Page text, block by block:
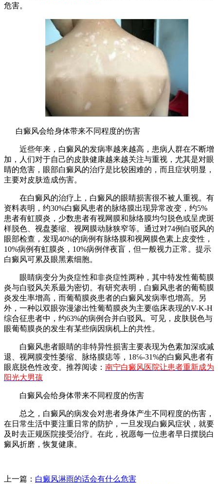
危害。
白癜风会给身体带来不同程度的伤害
近些年来，白癜风的发病率越来越高，患病人群在不断增
加，人们对于自己的皮肤健康越来越关注与重视，尤其是对眼
睛的危害，眼部白癜风的治疗是比较困难的，而且症状明显，
主要对皮肤造成伤害。
在白癜风的治疗上，白癜风的眼睛损害很不被人重视。有
资料表明，约30%白癜风患者的脉络膜出现异常改变，约5%
患者有虹膜炎，少数患者有视网膜和脉络膜均匀脱色或呈虎斑
样脱色、视盘萎缩、视网膜动脉狭窄等。通过对74例白驳风的
眼部检查，发现40%的病例有脉络膜和视网膜色素上皮变性，
10%病例有虹膜炎，10%病例伴夜盲，但一般视力正常。提示
白癜风可累及眼黑素细胞。
眼睛病变分为炎症性和非炎症性两种，其中特发性葡萄膜
炎与白驳风关系最为密切。有研究表明，白癜风患者的葡萄膜
炎发生率增高，而葡萄膜炎患者的白癜风发病率也增高。另
外，一种以双眼弥漫渗出性葡萄膜炎为主要临床表现的V-K-H
综合征患者中，约63%的病例合并白驳风。可见，皮肤脱色与
眼葡萄膜炎的发生有某些病因病机上的共性。
白癜风患者眼睛的非特异性损害主要表现为色素加深或减
退、视网膜变性萎缩、脉络膜痣等，18℅-31%的白癜风患者有
眼底脱色性改变。推荐阅读： 南宁白癜风医院让患者重新成为
阳光大男孩
白癜风会给身体带来不同程度的伤害
总之，白癜风的病发会对患者身体产生不同程度的伤害，
在日常生活中要注重日常的防护，一旦发现白癜风症状，就要
及时去正规医院接受治疗。在此，祝愿每一位患者早日摆脱白
癜风折磨，恢复健康。
上一篇： 白癜风淋雨的话会有什么危害